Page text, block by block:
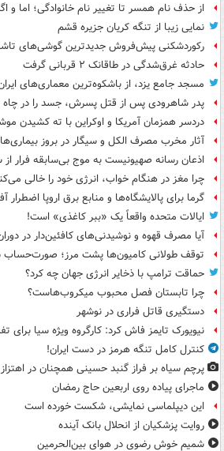
از حذف نام همسر تا تغییر نام خانوادگی؛ اما
نمایی زیبا از تنگه کریان جزیره قشم
رکوردشکنی پیش‌فروش جدیدترین گوشی‌های
حادثه غرق‌شدگی در طاقانک ۲ قربانی گرفت
مسجد جامع یزد، از باشکوه‌ترین معماری‌های
پدر شاهرودی پس از قتل پسرش، جسد را در
دردسر همزمان آمریکا و اوکراین با ته کشیدن
آثار مخرب مصرف الکل و سیگار در بروز بیماری‌ها
اذعان رسانه صهیونیست به موج بی‌سابقه فرار
چرا مغز در هنگام خواب، انرژی خود را خالی
گرما برای پالایشگاه‌ها و منابع برق اروپا اضطرار
ایالات متحده واقعاً یک «ببر کاغذی» است!
آیا مصرف قهوه و نوشیدنی‌های کافئین‌دار در
توقف طولانی کامیون‌ها پشت مرز؛ صورت‌حساب
حماقت ترامپ با ذخایر انرژی جهان چه کرد؟
چرا تابستان فصل محبوب میکروب‌هاست؟
دستگیری قاتل فراری در نوشهر
نیویورک تایمز فاش کرد: کارگروه ویژه سیا برای
کنترل کامل تنگه هرمز در دست ایران!
پرچم سیاه بر فراز گنبد حسینی همچنان در
ماجرای پیاده روی اربعین حاج رمضان
این دیپلماسی نمایشی، شکست خورده است
روایت پزشکیان از انحلال بانک آینده
شمیم خوش رضوی در هوای بین‌الحرمین